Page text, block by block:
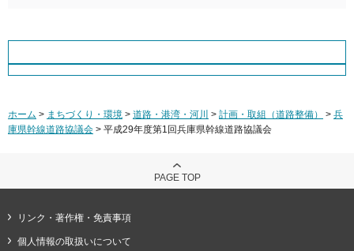
ホーム > まちづくり・環境 > 道路・港湾・河川 > 計画・取組（道路整備） > 兵
庫県幹線道路協議会 > 平成29年度第1回兵庫県幹線道路協議会
PAGE TOP
リンク・著作権・免責事項
個人情報の取扱いについて